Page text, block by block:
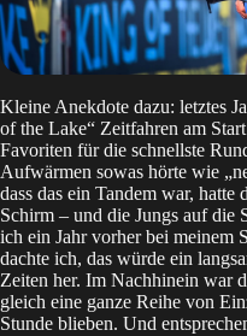
Kleine Anekdote dazu: letztes
of the Lake“ Zeitfahren am
Favoriten für die schnellste
Aufwärmen sowas hörte wie
dass das ein Tandem war,
Schirm – und die Jungs auf die
ich ein Jahr vorher bei meinem
dachte ich, das würde ein
Zeiten her. Im Nachhinein war
gleich eine ganze Reihe von
Stunde blieben. Und